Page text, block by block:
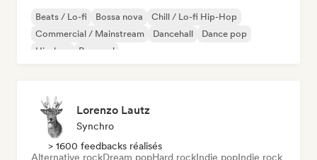
Beats / Lo-fi Bossa nova
Chill / Lo-fi Hip-Hop
Commercial / Mainstream
Dancehall
Dance pop
Hip-hop
Pop soul
Lorenzo Lautz
Synchro
> 1600 feedbacks réalisés
Alternative rockDream popHard rockIndie popIndie rock